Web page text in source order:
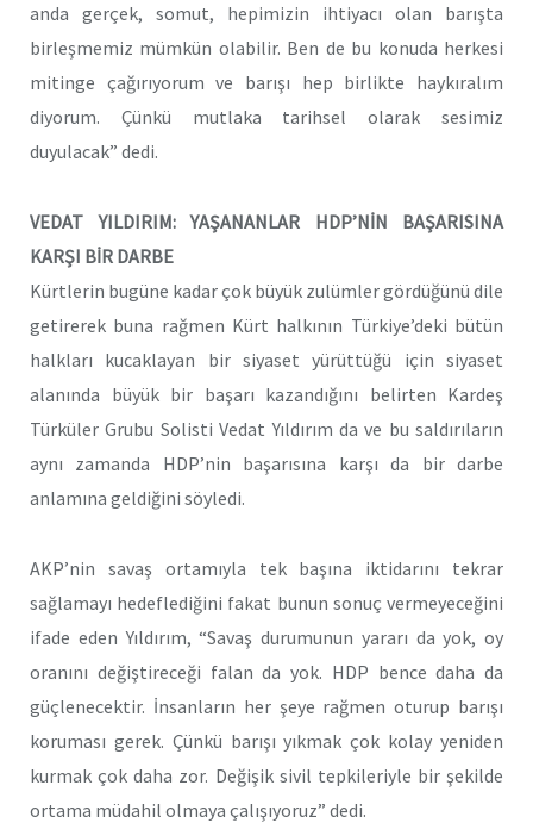
anda gerçek, somut, hepimizin ihtiyacı olan barışta
birleşmemiz mümkün olabilir. Ben de bu konuda herkesi
mitinge çağırıyorum ve barışı hep birlikte haykıralım
diyorum. Çünkü mutlaka tarihsel olarak sesimiz
duyulacak” dedi.
VEDAT YILDIRIM: YAŞANANLAR HDP’NİN BAŞARISINA
KARŞI BİR DARBE
Kürtlerin bugüne kadar çok büyük zulümler gördüğünü dile
getirerek buna rağmen Kürt halkının Türkiye’deki bütün
halkları kucaklayan bir siyaset yürüttüğü için siyaset
alanında büyük bir başarı kazandığını belirten Kardeş
Türküler Grubu Solisti Vedat Yıldırım da ve bu saldırıların
aynı zamanda HDP’nin başarısına karşı da bir darbe
anlamına geldiğini söyledi.
AKP’nin savaş ortamıyla tek başına iktidarını tekrar
sağlamayı hedeflediğini fakat bunun sonuç vermeyeceğini
ifade eden Yıldırım, “Savaş durumunun yararı da yok, oy
oranını değiştireceği falan da yok. HDP bence daha da
güçlenecektir. İnsanların her şeye rağmen oturup barışı
koruması gerek. Çünkü barışı yıkmak çok kolay yeniden
kurmak çok daha zor. Değişik sivil tepkileriyle bir şekilde
ortama müdahil olmaya çalışıyoruz” dedi.